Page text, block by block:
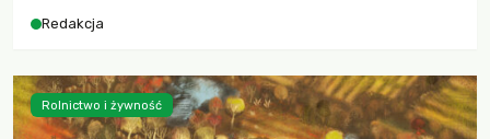
Redakcja
Rolnictwo i żywność